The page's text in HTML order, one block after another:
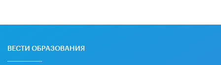
ВЕСТИ ОБРАЗОВАНИЯ